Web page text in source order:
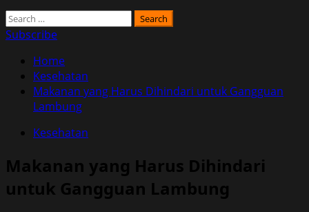
Search
for:
Subscribe
Home
Kesehatan
Makanan yang Harus Dihindari untuk Gangguan
Lambung
Kesehatan
Makanan yang Harus Dihindari
untuk Gangguan Lambung